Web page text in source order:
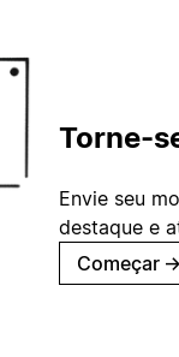
Torne-
Envie seu
destaque e
Começar →